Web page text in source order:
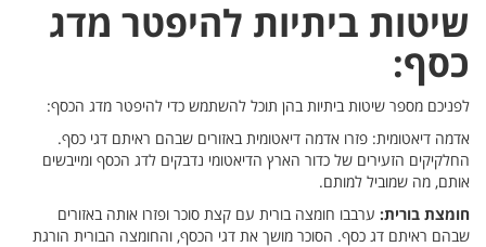
שיטות ביתיות להיפטר מדג
כסף:
לפניכם מספר שיטות ביתיות בהן תוכל להשתמש כדי להיפטר מדג הכסף:
אדמה דיאטומית: פזרו אדמה דיאטומית באזורים שבהם ראיתם דגי כסף.
החלקיקים הזעירים של כדור הארץ הדיאטומי נדבקים לדג הכסף ומייבשים
אותם, מה שמוביל למותם.
חומצת בורית: ערבבו חומצה בורית עם קצת סוכר ופזרו אותה באזורים
שבהם ראיתם דג כסף. הסוכר מושך את דגי הכסף, והחומצה הבורית הורגת